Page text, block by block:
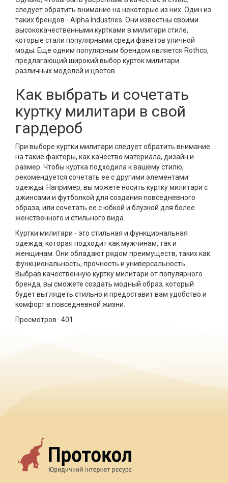
следует обратить внимание на некоторые из них. Один из
таких брендов - Alpha Industries. Они известны своими
высококачественными куртками в милитари стиле,
которые стали популярными среди фанатов уличной
моды. Еще одним популярным брендом является Rothco,
предлагающий широкий выбор курток милитари
различных моделей и цветов.
Как выбрать и сочетать
куртку милитари в свой
гардероб
При выборе куртки милитари следует обратить внимание
на такие факторы, как качество материала, дизайн и
размер. Чтобы куртка подходила к вашему стилю,
рекомендуется сочетать ее с другими элементами
одежды. Например, вы можете носить куртку милитари с
джинсами и футболкой для создания повседневного
образа, или сочетать ее с юбкой и блузкой для более
женственного и стильного вида.
Куртки милитари - это стильная и функциональная
одежда, которая подходит как мужчинам, так и
женщинам. Они обладают рядом преимуществ, таких как
функциональность, прочность и универсальность.
Выбрав качественную куртку милитари от популярного
бренда, вы сможете создать модный образ, который
будет выглядеть стильно и предоставит вам удобство и
комфорт в повседневной жизни.
Просмотров : 401